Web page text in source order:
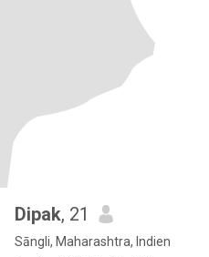
Dipak, 21
Sāngli, Maharashtra, Indien